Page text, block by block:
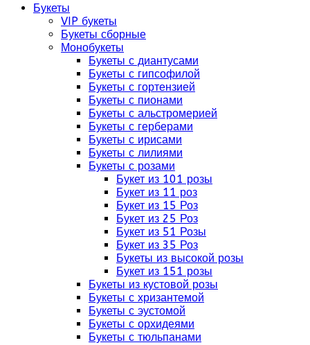
Букеты
VIP букеты
Букеты сборные
Монобукеты
Букеты с диантусами
Букеты с гипсофилой
Букеты с гортензией
Букеты с пионами
Букеты с альстромерией
Букеты с герберами
Букеты с ирисами
Букеты с лилиями
Букеты с розами
Букет из 101 розы
Букет из 11 роз
Букет из 15 Роз
Букет из 25 Роз
Букет из 51 Розы
Букет из 35 Роз
Букеты из высокой розы
Букет из 151 розы
Букеты из кустовой розы
Букеты с хризантемой
Букеты с эустомой
Букеты с орхидеями
Букеты с тюльпанами